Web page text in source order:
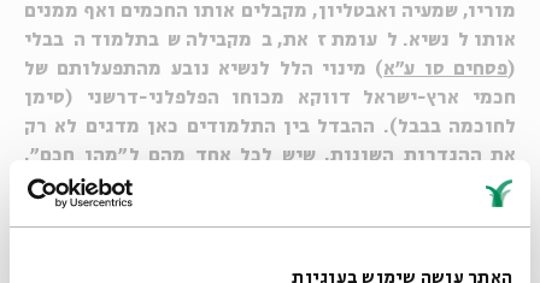
האתר עושה שימוש בעוגיות
מוריו, שמעיה ואבטליון, מקבלים אותו החכמים ואף ממנים
אותו לנשיא. לעומת זאת, במקבילה שבתלמוד הבבלי
(פסחים סו ע"א ) מינוי הלל לנשיא נובע מהתפעלותם של
חכמי ארץ-ישראל דווקא מכוחו הפלפלני-דרשני (סימן
לחוכמה בבבל). ההבדל בין התלמודים כאן מדגים לא רק
את ההגדרות השונות, שיש לכל אחד מהם ל"מהו חכם",
אלא גם את הצורך של כל אחד מהם "לנצח": התלמוד
הירושלמי מתאר את תהליך ה"גיור" שעבר הלל עד שהפך
ב"בבליותו" את ליבם של חכמי ארץ-ישראל.